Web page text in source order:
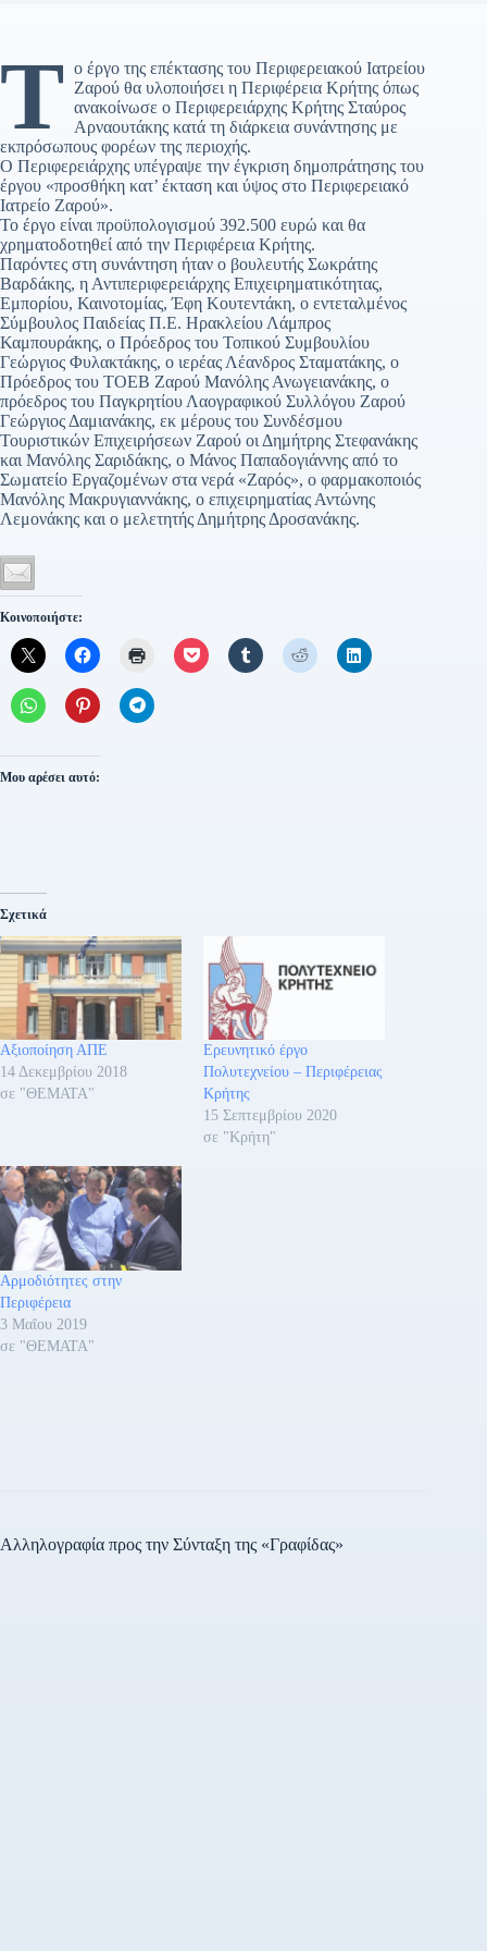
Τ ο έργο της επέκτασης του Περιφερειακού Ιατρείου
Ζαρού θα υλοποιήσει η Περιφέρεια Κρήτης όπως
ανακοίνωσε ο Περιφερειάρχης Κρήτης Σταύρος
Αρναουτάκης κατά τη διάρκεια συνάντησης με
εκπρόσωπους φορέων της περιοχής.
Ο Περιφερειάρχης υπέγραψε την έγκριση δημοπράτησης του
έργου «προσθήκη κατ’ έκταση και ύψος στο Περιφερειακό
Ιατρείο Ζαρού».
Το έργο είναι προϋπολογισμού 392.500 ευρώ και θα
χρηματοδοτηθεί από την Περιφέρεια Κρήτης.
Παρόντες στη συνάντηση ήταν ο βουλευτής Σωκράτης
Βαρδάκης, η Αντιπεριφερειάρχης Επιχειρηματικότητας,
Εμπορίου, Καινοτομίας, Έφη Κουτεντάκη, ο εντεταλμένος
Σύμβουλος Παιδείας Π.Ε. Ηρακλείου Λάμπρος
Καμπουράκης, ο Πρόεδρος του Τοπικού Συμβουλίου
Γεώργιος Φυλακτάκης, ο ιερέας Λέανδρος Σταματάκης, ο
Πρόεδρος του ΤΟΕΒ Ζαρού Μανόλης Ανωγειανάκης, ο
πρόεδρος του Παγκρητίου Λαογραφικού Συλλόγου Ζαρού
Γεώργιος Δαμιανάκης, εκ μέρους του Συνδέσμου
Τουριστικών Επιχειρήσεων Ζαρού οι Δημήτρης Στεφανάκης
και Μανόλης Σαριδάκης, ο Μάνος Παπαδογιάννης από το
Σωματείο Εργαζομένων στα νερά «Ζαρός», ο φαρμακοποιός
Μανόλης Μακρυγιαννάκης, ο επιχειρηματίας Αντώνης
Λεμονάκης και ο μελετητής Δημήτρης Δροσανάκης.
Κοινοποιήστε:
Μου αρέσει αυτό:
Σχετικά
Αξιοποίηση ΑΠΕ
14 Δεκεμβρίου 2018
σε "ΘΕΜΑΤΑ"
Ερευνητικό έργο
Πολυτεχνείου – Περιφέρειας
Κρήτης
15 Σεπτεμβρίου 2020
σε "Κρήτη"
Αρμοδιότητες στην
Περιφέρεια
3 Μαΐου 2019
σε "ΘΕΜΑΤΑ"
Αλληλογραφία προς την Σύνταξη της «Γραφίδας»